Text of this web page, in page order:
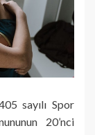
sayılı Spor
20’nci